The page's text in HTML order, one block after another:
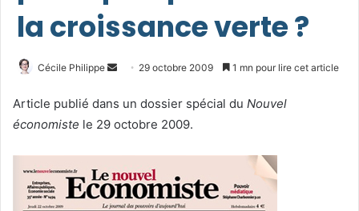
la croissance verte ?
Cécile Philippe
Envoyer
courriel
29 octobre 2009 1 mn pour lire cet article
Article publié dans un dossier spécial du Nouvel
économiste le 29 octobre 2009.